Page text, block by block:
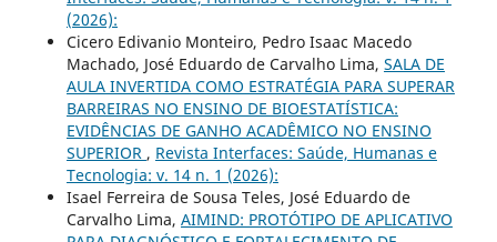
(2026):
Cicero Edivanio Monteiro, Pedro Isaac Macedo
Machado, José Eduardo de Carvalho Lima, SALA DE
AULA INVERTIDA COMO ESTRATÉGIA PARA SUPERAR
BARREIRAS NO ENSINO DE BIOESTATÍSTICA:
EVIDÊNCIAS DE GANHO ACADÊMICO NO ENSINO
SUPERIOR , Revista Interfaces: Saúde, Humanas e
Tecnologia: v. 14 n. 1 (2026):
Isael Ferreira de Sousa Teles, José Eduardo de
Carvalho Lima, AIMIND: PROTÓTIPO DE APLICATIVO